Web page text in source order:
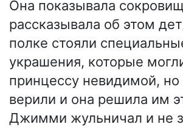
Она показывала
рассказывала об этом
полке стояли
украшения, которые
принцессу невидимой, но
верили и она решила им
Джимми жульничал и не